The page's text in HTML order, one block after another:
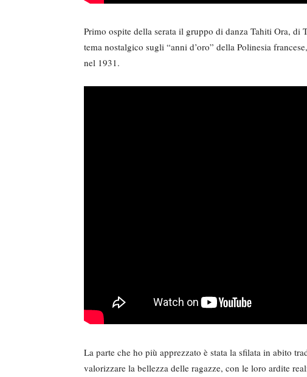
Primo ospite della serata il gruppo di danza Tahiti Ora,
tema nostalgico sugli “anni d’oro” della Polinesia
nel 1931.
La parte che ho più apprezzato è stata la sfilata in abito
valorizzare la bellezza delle ragazze, con le loro ardite